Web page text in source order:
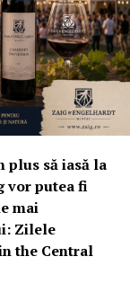
să iasă la
vor putea fi
mai
Zilele
the Central